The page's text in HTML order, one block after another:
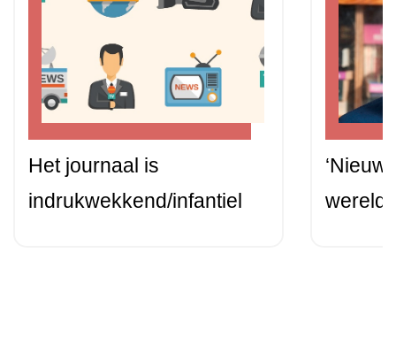
Het journaal is
indrukwekkend/infantiel